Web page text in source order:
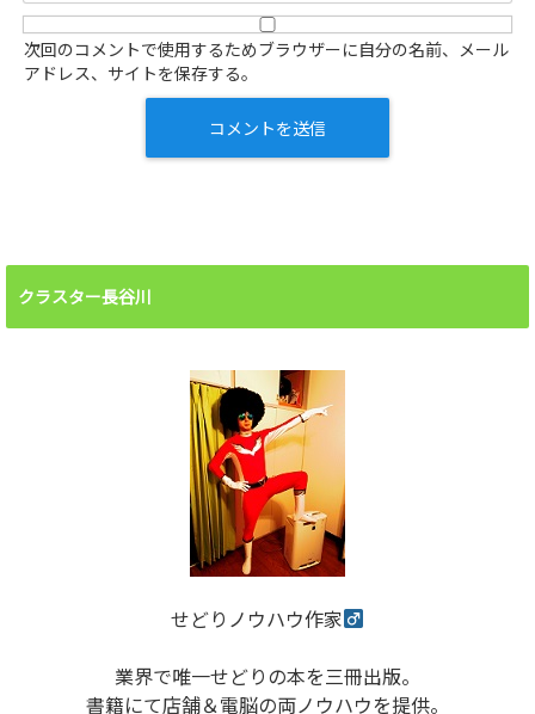
次回のコメントで使用するためブラウザーに自分の名前、メール
アドレス、サイトを保存する。
クラスター長谷川
せどりノウハウ作家
業界で唯一せどりの本を三冊出版。
書籍にて店舗＆電脳の両ノウハウを提供。